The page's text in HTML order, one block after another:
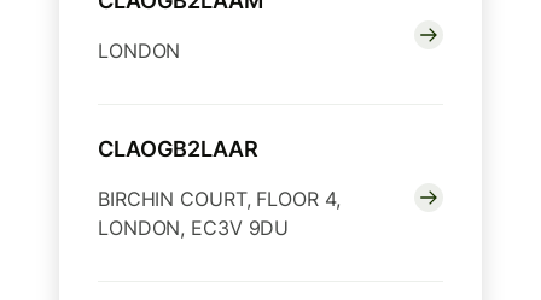
LONDON
CLAOGB2LAAR
BIRCHIN COURT, FLOOR 4,
LONDON, EC3V 9DU